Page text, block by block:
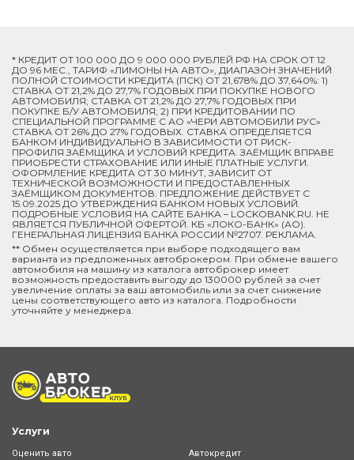
* КРЕДИТ ОТ 100 000 ДО 9 000 000 РУБЛЕЙ РФ НА СРОК ОТ 12
ДО 96 МЕС., ТАРИФ «ЛИМОНЫ НА АВТО», ДИАПАЗОН ЗНАЧЕНИЙ
ПОЛНОЙ СТОИМОСТИ КРЕДИТА (ПСК) ОТ 21,678% ДО 37,640%: 1)
СТАВКА ОТ 21,2% ДО 27,7% ГОДОВЫХ ПРИ ПОКУПКЕ НОВОГО
АВТОМОБИЛЯ; СТАВКА ОТ 21,2% ДО 27,7% ГОДОВЫХ ПРИ
ПОКУПКЕ Б/У АВТОМОБИЛЯ; 2) ПРИ КРЕДИТОВАНИИ ПО
СПЕЦИАЛЬНОЙ ПРОГРАММЕ C АО «ЧЕРИ АВТОМОБИЛИ РУС»
СТАВКА ОТ 26% ДО 27% ГОДОВЫХ. СТАВКА ОПРЕДЕЛЯЕТСЯ
БАНКОМ ИНДИВИДУАЛЬНО В ЗАВИСИМОСТИ ОТ РИСК-
ПРОФИЛЯ ЗАЁМЩИКА И УСЛОВИЙ КРЕДИТА. ЗАЁМЩИК ВПРАВЕ
ПРИОБРЕСТИ СТРАХОВАНИЕ ИЛИ ИНЫЕ ПЛАТНЫЕ УСЛУГИ.
ОФОРМЛЕНИЕ КРЕДИТА ОТ 30 МИНУТ, ЗАВИСИТ ОТ
ТЕХНИЧЕСКОЙ ВОЗМОЖНОСТИ И ПРЕДОСТАВЛЕННЫХ
ЗАЁМЩИКОМ ДОКУМЕНТОВ. ПРЕДЛОЖЕНИЕ ДЕЙСТВУЕТ С
15.09.2025 ДО УТВЕРЖДЕНИЯ БАНКОМ НОВЫХ УСЛОВИЙ.
ПОДРОБНЫЕ УСЛОВИЯ НА САЙТЕ БАНКА – LOCKOBANK.RU. НЕ
ЯВЛЯЕТСЯ ПУБЛИЧНОЙ ОФЕРТОЙ. КБ «ЛОКО-БАНК» (АО).
ГЕНЕРАЛЬНАЯ ЛИЦЕНЗИЯ БАНКА РОССИИ №2707. РЕКЛАМА.
** Обмен осуществляется при выборе подходящего вам
варианта из предложенных автоброкером. При обмене вашего
автомобиля на машину из каталога автоброкер имеет
возможность предоставить выгоду до 130000 рублей за счет
увеличение оплаты за ваш автомобиль или за счет снижение
цены соответствующего авто из каталога. Подробности
уточняйте у менеджера.
Услуги
Оценить авто
Автокредит